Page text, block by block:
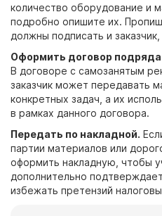
количество оборудование и
подробно опишите их.
должны подписать и
Оформить договор подряда
В договоре с самозанятым
заказчик может передавать
конкретных задач, а их
в рамках данного договора.
Передать по накладной.
партии материалов или
оформить накладную, чтобы
дополнительно
избежать претензий